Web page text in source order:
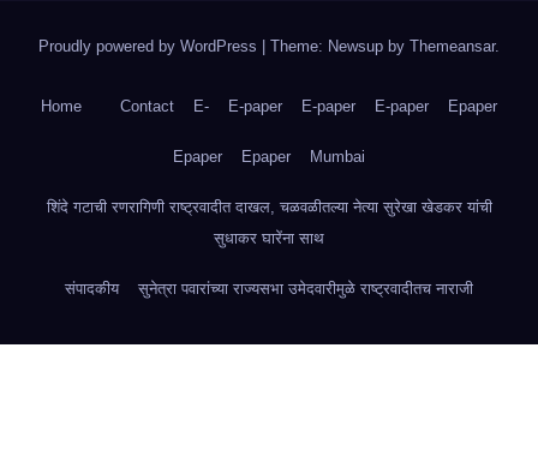
Proudly powered by WordPress | Theme: Newsup by Themeansar.
Home Contact E- E-paper E-paper E-paper Epaper
Epaper Epaper Mumbai
शिंदे गटाची रणरागिणी राष्ट्रवादीत दाखल, चळवळीतल्या नेत्या सुरेखा खेडकर यांची
सुधाकर घारेंना साथ
संपादकीय सुनेत्रा पवारांच्या राज्यसभा उमेदवारीमुळे राष्ट्रवादीतच नाराजी